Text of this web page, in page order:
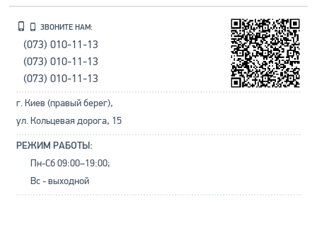
ЗВОНИТЕ НАМ:
(073) 010-11-13
(073) 010-11-13
(073) 010-11-13
г. Киев (правый берег),
ул. Кольцевая дорога, 15
РЕЖИМ РАБОТЫ:
Пн-Сб 09:00–19:00;
Вс - выходной